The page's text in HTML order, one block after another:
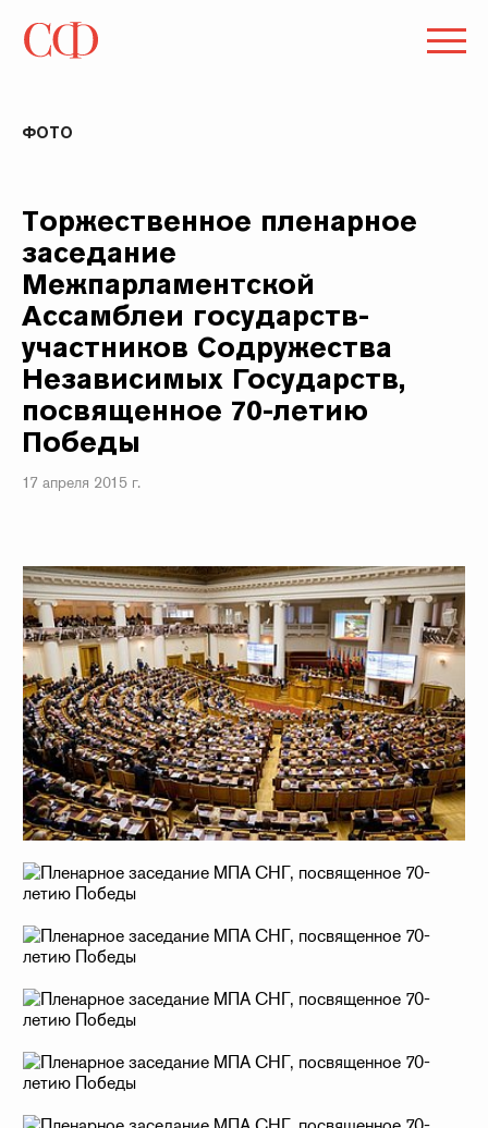
ФОТО
Торжественное пленарное
заседание
Межпарламентской
Ассамблеи государств-
участников Содружества
Независимых Государств,
посвященное 70-летию
Победы
17 апреля 2015 г.